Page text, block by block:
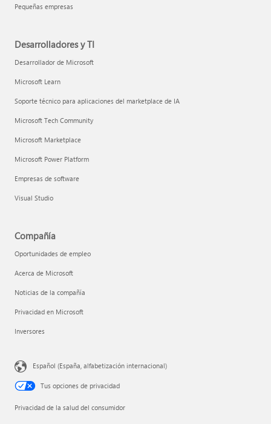
Pequeñas empresas
Desarrolladores y TI
Desarrollador de Microsoft
Microsoft Learn
Soporte técnico para aplicaciones del marketplace de IA
Microsoft Tech Community
Microsoft Marketplace
Microsoft Power Platform
Empresas de software
Visual Studio
Compañía
Oportunidades de empleo
Acerca de Microsoft
Noticias de la compañía
Privacidad en Microsoft
Inversores
Español (España, alfabetización internacional)
Tus opciones de privacidad
Privacidad de la salud del consumidor